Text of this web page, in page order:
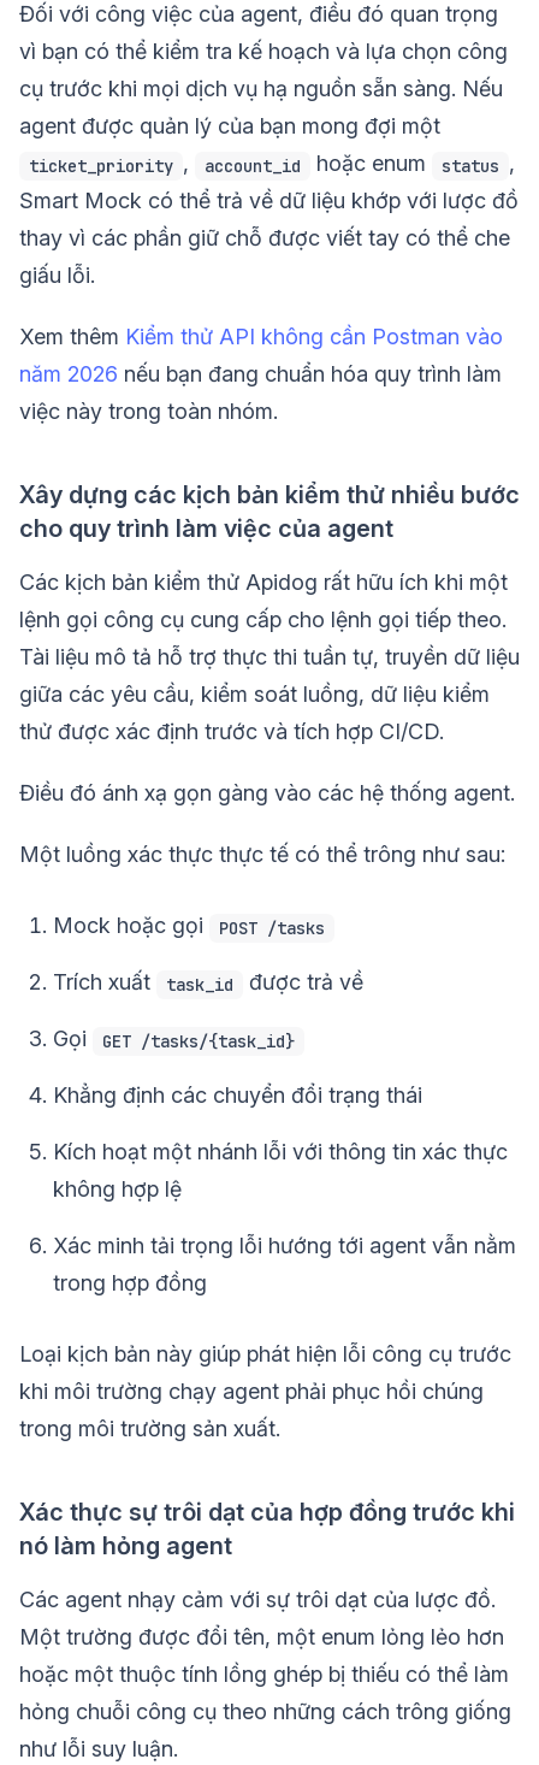
Đối với công việc của agent, điều đó quan trọng
vì bạn có thể kiểm tra kế hoạch và lựa chọn công
cụ trước khi mọi dịch vụ hạ nguồn sẵn sàng. Nếu
agent được quản lý của bạn mong đợi một
ticket_priority , account_id hoặc enum status ,
Smart Mock có thể trả về dữ liệu khớp với lược đồ
thay vì các phần giữ chỗ được viết tay có thể che
giấu lỗi.
Xem thêm Kiểm thử API không cần Postman vào
năm 2026 nếu bạn đang chuẩn hóa quy trình làm
việc này trong toàn nhóm.
Xây dựng các kịch bản kiểm thử nhiều bước
cho quy trình làm việc của agent
Các kịch bản kiểm thử Apidog rất hữu ích khi một
lệnh gọi công cụ cung cấp cho lệnh gọi tiếp theo.
Tài liệu mô tả hỗ trợ thực thi tuần tự, truyền dữ liệu
giữa các yêu cầu, kiểm soát luồng, dữ liệu kiểm
thử được xác định trước và tích hợp CI/CD.
Điều đó ánh xạ gọn gàng vào các hệ thống agent.
Một luồng xác thực thực tế có thể trông như sau:
Mock hoặc gọi POST /tasks
Trích xuất task_id được trả về
Gọi GET /tasks/{task_id}
Khẳng định các chuyển đổi trạng thái
Kích hoạt một nhánh lỗi với thông tin xác thực
không hợp lệ
Xác minh tải trọng lỗi hướng tới agent vẫn nằm
trong hợp đồng
Loại kịch bản này giúp phát hiện lỗi công cụ trước
khi môi trường chạy agent phải phục hồi chúng
trong môi trường sản xuất.
Xác thực sự trôi dạt của hợp đồng trước khi
nó làm hỏng agent
Các agent nhạy cảm với sự trôi dạt của lược đồ.
Một trường được đổi tên, một enum lỏng lẻo hơn
hoặc một thuộc tính lồng ghép bị thiếu có thể làm
hỏng chuỗi công cụ theo những cách trông giống
như lỗi suy luận.